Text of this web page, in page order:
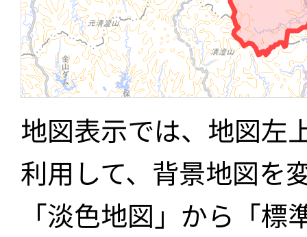
地図表示では、地図左
利用して、背景地図を
「淡色地図」から「